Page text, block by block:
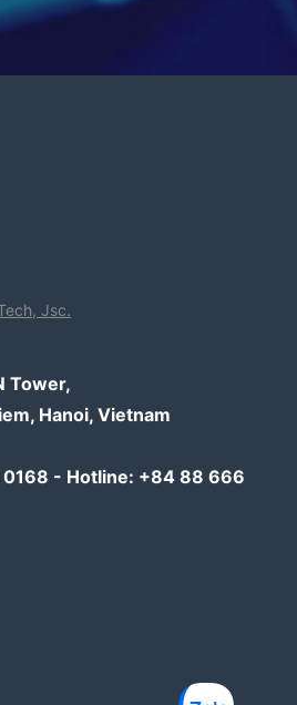
Jsc.
Tower,
Hanoi, Vietnam
- Hotline: +84 88 666